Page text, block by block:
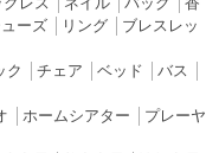
ーズ│ リング│ ブレスレッ
ク チェア ベッド バス
ホームシアター
プレーヤ